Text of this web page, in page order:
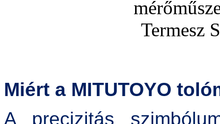
Miért a MITUTOYO
A precizitás